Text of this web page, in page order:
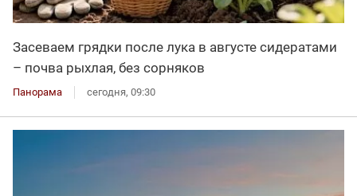
Засеваем грядки после лука в августе сидератами
– почва рыхлая, без сорняков
Панорама сегодня, 09:30